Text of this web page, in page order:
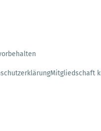
Mitgliedschaft